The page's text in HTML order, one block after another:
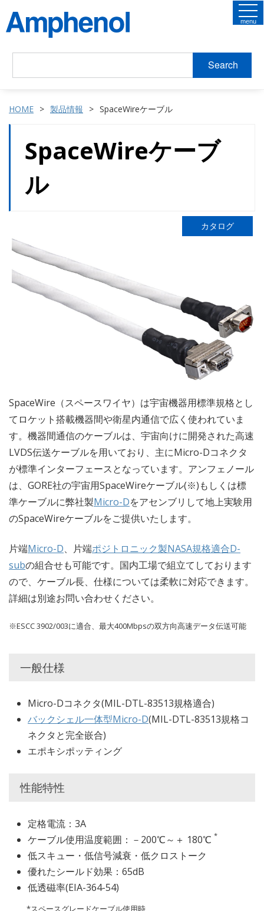
Search
menu
HOME 製品情報 SpaceWireケーブル
SpaceWireケーブ
ル
カタログ
SpaceWire（スペースワイヤ）は宇宙機器用標準規格とし
てロケット搭載機器間や衛星内通信で広く使われていま
す。機器間通信のケーブルは、宇宙向けに開発された高速
LVDS伝送ケーブルを用いており、主にMicro-Dコネクタ
が標準インターフェースとなっています。アンフェノール
は、GORE社の宇宙用SpaceWireケーブル(※)もしくは標
準ケーブルに弊社製Micro-Dをアセンブリして地上実験用
のSpaceWireケーブルをご提供いたします。
片端Micro-D、片端ポジトロニック製NASA規格適合D-
subの組合せも可能です。国内工場で組立てしております
ので、ケーブル長、仕様については柔軟に対応できます。
詳細は別途お問い合わせください。
※ESCC 3902/003に適合、最大400Mbpsの双方向高速データ伝送可能
一般仕様
Micro-Dコネクタ(MIL-DTL-83513規格適合)
バックシェル一体型Micro-D(MIL-DTL-83513規格コ
ネクタと完全嵌合)
エポキシポッティング
性能特性
定格電流：3A
ケーブル使用温度範囲：－200℃～＋ 180℃ *
低スキュー・低信号減衰・低クロストーク
優れたシールド効果：65dB
低透磁率(EIA-364-54)
*スペースグレードケーブル使用時